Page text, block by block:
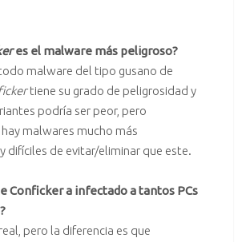
es el malware más peligroso?
malware del tipo gusano de
tiene su grado de peligrosidad y
podría ser peor, pero
malwares mucho más
difíciles de evitar/eliminar que este.
Conficker a infectado a tantos PCs
pero la diferencia es que